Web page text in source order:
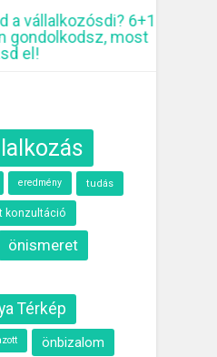
a vállalkozósdi? 6+1
gondolkodsz, most
el!
eredmény tudás
konzultáció
önismeret
Térkép
önbizalom